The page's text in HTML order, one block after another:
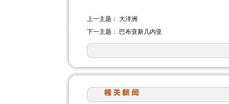
上一主题： 大洋洲
下一主题：
巴布亚新几内亚